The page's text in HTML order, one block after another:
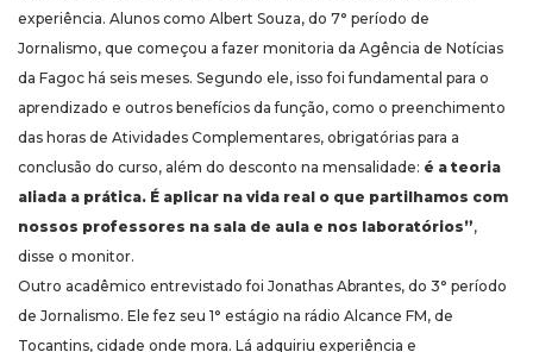
experiência. Alunos como Albert Souza, do 7° período de
Jornalismo, que começou a fazer monitoria da Agência de Notícias
da Fagoc há seis meses. Segundo ele, isso foi fundamental para o
aprendizado e outros benefícios da função, como o preenchimento
das horas de Atividades Complementares, obrigatórias para a
conclusão do curso, além do desconto na mensalidade: é a teoria
aliada a prática. É aplicar na vida real o que partilhamos com
nossos professores na sala de aula e nos laboratórios”,
disse o monitor.
Outro acadêmico entrevistado foi Jonathas Abrantes, do 3° período
de Jornalismo. Ele fez seu 1° estágio na rádio Alcance FM, de
Tocantins, cidade onde mora. Lá adquiriu experiência e